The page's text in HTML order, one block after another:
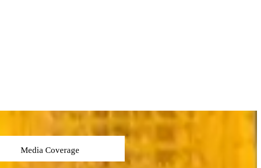
Media Coverage